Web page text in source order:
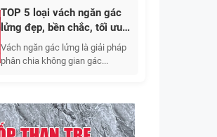
TOP 5 loại vách ngăn gác
lửng đẹp, bền chắc, tối ưu
không gian sống
Vách ngăn gác lửng là giải pháp
phân chia không gian gác...